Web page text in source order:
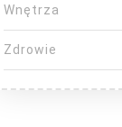
Wnętrza
Zdrowie